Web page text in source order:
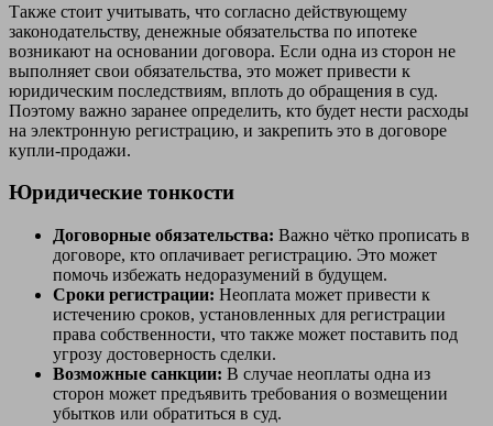
Также стоит учитывать, что согласно действующему
законодательству, денежные обязательства по ипотеке
возникают на основании договора. Если одна из сторон не
выполняет свои обязательства, это может привести к
юридическим последствиям, вплоть до обращения в суд.
Поэтому важно заранее определить, кто будет нести расходы
на электронную регистрацию, и закрепить это в договоре
купли-продажи.
Юридические тонкости
Договорные обязательства: Важно чётко прописать в
договоре, кто оплачивает регистрацию. Это может
помочь избежать недоразумений в будущем.
Сроки регистрации: Неоплата может привести к
истечению сроков, установленных для регистрации
права собственности, что также может поставить под
угрозу достоверность сделки.
Возможные санкции: В случае неоплаты одна из
сторон может предъявить требования о возмещении
убытков или обратиться в суд.